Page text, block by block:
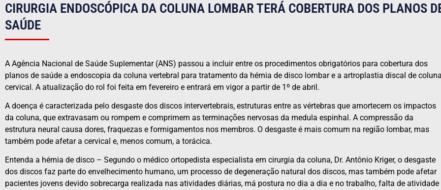
CIRURGIA ENDOSCÓPICA DA COLUNA LOMBAR TERÁ COBERTURA DOS PLANOS
SAÚDE
A Agência Nacional de Saúde Suplementar (ANS) passou a incluir entre os procedimentos obrigatórios para cobertura dos
planos de saúde a endoscopia da coluna vertebral para tratamento da hérnia de disco lombar e a artroplastia discal de
cervical. A atualização do rol foi feita em fevereiro e entrará em vigor a partir de 1º de abril.
A doença é caracterizada pelo desgaste dos discos intervertebrais, estruturas entre as vértebras que amortecem os impactos
da coluna, que extravasam ou rompem e comprimem as terminações nervosas da medula espinhal. A compressão da
estrutura neural causa dores, fraquezas e formigamentos nos membros. O desgaste é mais comum na região lombar, mas
também pode afetar a cervical e, menos comum, a torácica.
Entenda a hérnia de disco – Segundo o médico ortopedista especialista em cirurgia da coluna, Dr. Antônio Kriger, o desgaste
dos discos faz parte do envelhecimento humano, um processo de degeneração natural dos discos, mas também pode afetar
pacientes jovens devido sobrecarga realizada nas atividades diárias, má postura no dia a dia e no trabalho, falta de atividade